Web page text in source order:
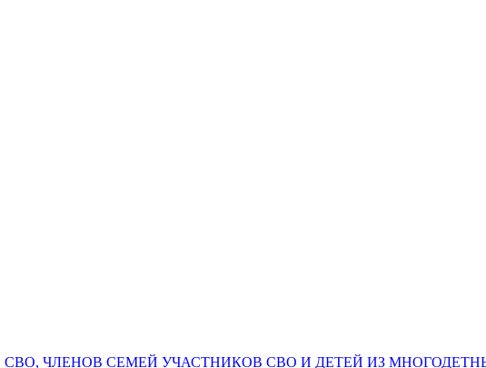
ЧЛЕНОВ СЕМЕЙ УЧАСТНИКОВ СВО И ДЕТЕЙ ИЗ